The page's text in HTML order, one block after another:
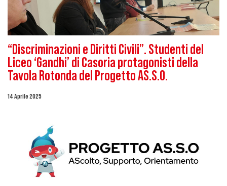
“Discriminazioni e Diritti Civili”. Studenti del
Liceo ‘Gandhi’ di Casoria protagonisti della
Tavola Rotonda del Progetto AS.S.O.
14 Aprile 2025